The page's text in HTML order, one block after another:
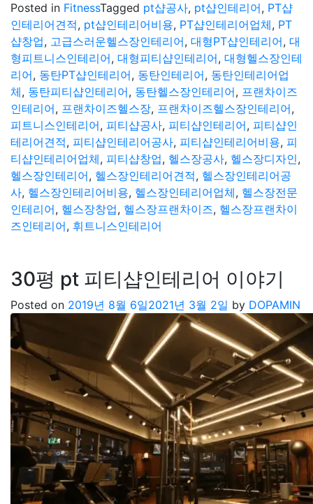
Posted in FitnessTagged pt샵공사, pt샵인테리어, PT샵
인테리어견적, pt샵인테리어비용, PT샵인테리어업체, PT
샵창업, 고급스러운헬스장인테리어, 대형PT샵인테리어, 대
형피트니스인테리어, 대형피티샵인테리어, 대형헬스장인테
리어, 동탄PT샵인테리어, 동탄인테리어, 동탄인테리어업
체, 동탄피티샵인테리어, 동탄헬스장인테리어, 프랜차이즈
인테리어, 프랜차이즈헬스장, 프랜차이즈헬스장인테리어,
피트니스인테리어, 피티샵공사, 피티샵인테리어, 피티샵인
테리어견적, 피티샵인테리어공사, 피티샵인테리어비용, 피
티샵인테리어업체, 피티샵창업, 헬스장공사, 헬스장디자인,
헬스장인테리어, 헬스장인테리어견적, 헬스장인테리어공
사, 헬스장인테리어비용, 헬스장인테리어업체, 헬스장전문
인테리어, 헬스장창업, 헬스장프랜차이즈, 헬스장프랜차이
즈인테리어, 휘트니스인테리어
30평 pt 피티샵인테리어 이야기
Posted on 2019년 8월 6일2021년 3월 2일 by DOPAMIN